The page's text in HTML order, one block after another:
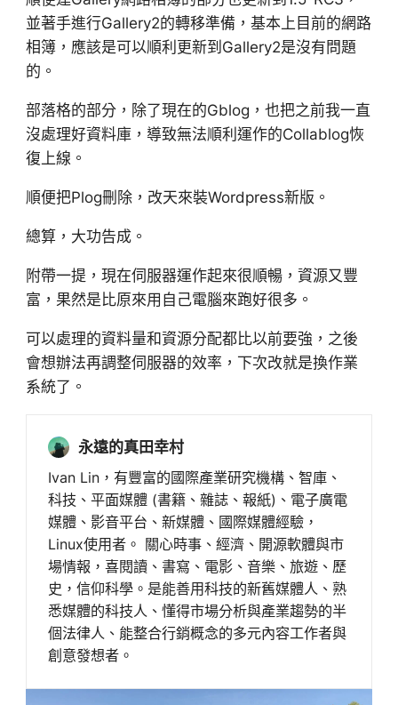
並著手進行Gallery2的轉移準備，基本上目前的網路
相簿，應該是可以順利更新到Gallery2是沒有問題
的。
部落格的部分，除了現在的Gblog，也把之前我一直
沒處理好資料庫，導致無法順利運作的Collablog恢
復上線。
順便把Plog刪除，改天來裝Wordpress新版。
總算，大功告成。
附帶一提，現在伺服器運作起來很順暢，資源又豐
富，果然是比原來用自己電腦來跑好很多。
可以處理的資料量和資源分配都比以前要強，之後
會想辦法再調整伺服器的效率，下次改就是換作業
系統了。
永遠的真田幸村
Ivan Lin，有豐富的國際產業研究機構、智庫、
科技、平面媒體 (書籍、雜誌、報紙)、電子廣電
媒體、影音平台、新媒體、國際媒體經驗，
Linux使用者。 關心時事、經濟、開源軟體與市
場情報，喜閱讀、書寫、電影、音樂、旅遊、歷
史，信仰科學。是能善用科技的新舊媒體人、熟
悉媒體的科技人、懂得市場分析與產業趨勢的半
個法律人、能整合行銷概念的多元內容工作者與
創意發想者。